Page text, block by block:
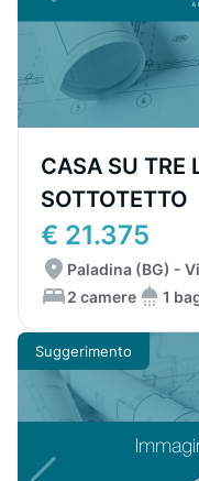
CASA SU TRE
SOTTOTETTO
€ 21.375
Paladina (BG) -
2 camere
1
Suggerimento